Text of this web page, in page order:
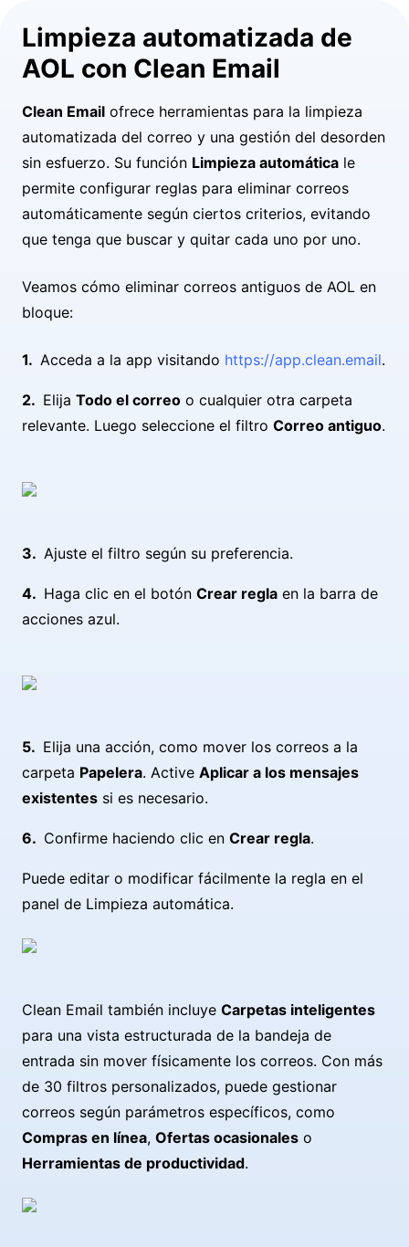
Limpieza automatizada de
AOL con Clean Email
Clean Email ofrece herramientas para la limpieza
automatizada del correo y una gestión del desorden
sin esfuerzo. Su función Limpieza automática le
permite configurar reglas para eliminar correos
automáticamente según ciertos criterios, evitando
que tenga que buscar y quitar cada uno por uno.
Veamos cómo eliminar correos antiguos de AOL en
bloque:
Acceda a la app visitando https://app.clean.email.
Elija Todo el correo o cualquier otra carpeta
relevante. Luego seleccione el filtro Correo antiguo.
Ajuste el filtro según su preferencia.
Haga clic en el botón Crear regla en la barra de
acciones azul.
Elija una acción, como mover los correos a la
carpeta Papelera. Active Aplicar a los mensajes
existentes si es necesario.
Confirme haciendo clic en Crear regla.
Puede editar o modificar fácilmente la regla en el
panel de Limpieza automática.
Clean Email también incluye Carpetas inteligentes
para una vista estructurada de la bandeja de
entrada sin mover físicamente los correos. Con más
de 30 filtros personalizados, puede gestionar
correos según parámetros específicos, como
Compras en línea, Ofertas ocasionales o
Herramientas de productividad.